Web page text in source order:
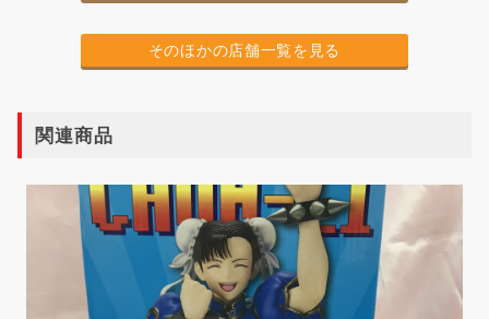
そのほかの店舗一覧を見る
関連商品